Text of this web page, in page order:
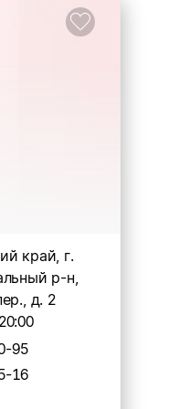
край, г.
р-н,
д. 2
95
16